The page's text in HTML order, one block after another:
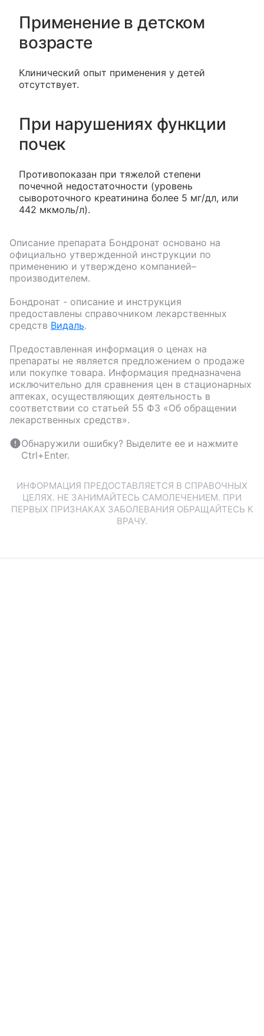
Применение в детском
возрасте
Клинический опыт применения у детей
отсутствует.
При нарушениях функции
почек
Противопоказан при тяжелой степени
почечной недостаточности (уровень
сывороточного креатинина более 5 мг/дл, или
442 мкмоль/л).
Описание препарата Бондронат основано на
официально утвержденной инструкции по
применению и утверждено компанией–
производителем.
Бондронат - описание и инструкция
предоставлены справочником лекарственных
средств Видаль.
Предоставленная информация о ценах на
препараты не является предложением о продаже
или покупке товара. Информация предназначена
исключительно для сравнения цен в стационарных
аптеках, осуществляющих деятельность в
соответствии со статьей 55 ФЗ «Об обращении
лекарственных средств».
Обнаружили ошибку? Выделите ее и нажмите
Ctrl+Enter.
ИНФОРМАЦИЯ ПРЕДОСТАВЛЯЕТСЯ В СПРАВОЧНЫХ
ЦЕЛЯХ. НЕ ЗАНИМАЙТЕСЬ САМОЛЕЧЕНИЕМ. ПРИ
ПЕРВЫХ ПРИЗНАКАХ ЗАБОЛЕВАНИЯ ОБРАЩАЙТЕСЬ К
ВРАЧУ.